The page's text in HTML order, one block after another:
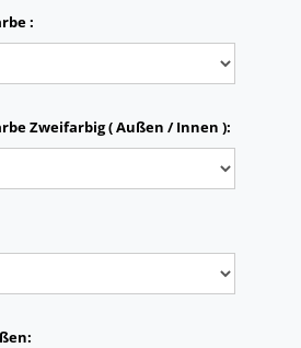
:
Zweifarbig ( Außen / Innen ):